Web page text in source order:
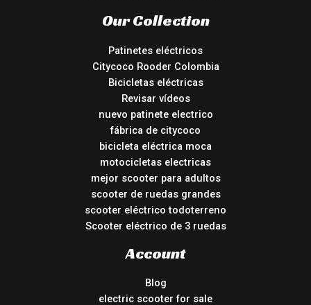
Our Collection
Patinetes eléctricos
Citycoco Rooder Colombia
Bicicletas eléctricas
Revisar vídeos
nuevo patinete electrico
fábrica de citycoco
bicicleta eléctrica moca
motocicletas electricas
mejor scooter para adultos
scooter de ruedas grandes
scooter eléctrico todoterreno
Scooter eléctrico de 3 ruedas
Account
Blog
electric scooter for sale